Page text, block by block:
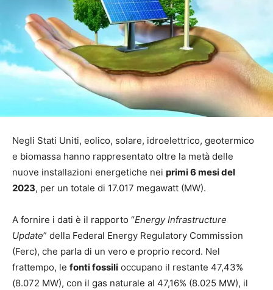
Negli Stati Uniti, eolico, solare, idroelettrico, geotermico
e biomassa hanno rappresentato oltre la metà delle
nuove installazioni energetiche nei primi 6 mesi del
2023, per un totale di 17.017 megawatt (MW).
A fornire i dati è il rapporto “Energy Infrastructure
Update” della Federal Energy Regulatory Commission
(Ferc), che parla di un vero e proprio record. Nel
frattempo, le fonti fossili occupano il restante 47,43%
(8.072 MW), con il gas naturale al 47,16% (8.025 MW), il